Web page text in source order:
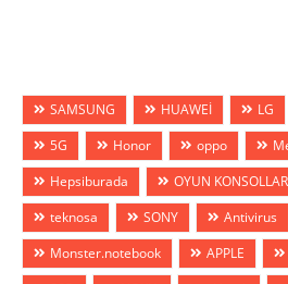
SAMSUNG HUAWEİ LG
5G
Honor oppo
Hepsiburada
OYUN
teknosa
SONY Antivirus
Monster.notebook
APPLE